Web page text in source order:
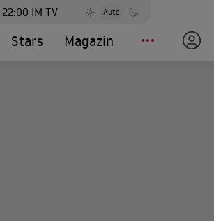
22:00 IM TV Auto
Stars Magazin